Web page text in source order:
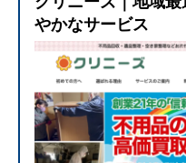
やかなサービス